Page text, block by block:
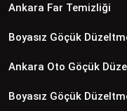
Ankara Far Temizliği
Boyasız Göçük
Ankara Oto Göçük
Boyasız Göçük